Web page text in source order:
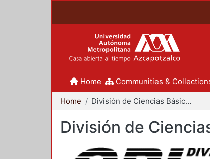
Home Communities &
Home División de Ciencias Básicas e Ingeniería
División de